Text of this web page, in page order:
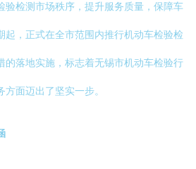
验检测市场秩序，提升服务质量，保障车
起，正式在全市范围内推行机动车检验检
的落地实施，标志着无锡市机动车检验行
面迈出了坚实一步。